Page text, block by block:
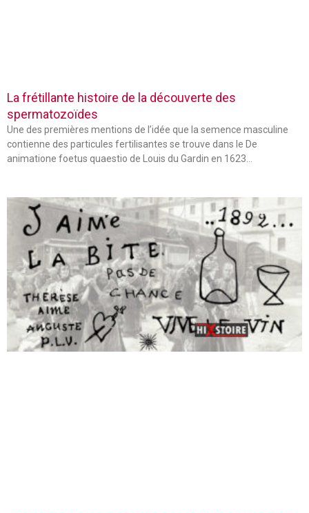
La frétillante histoire de la découverte des
spermatozoïdes
Une des premières mentions de l’idée que la semence masculine
contienne des particules fertilisantes se trouve dans le De
animatione foetus quaestio de Louis du Gardin en 1623…